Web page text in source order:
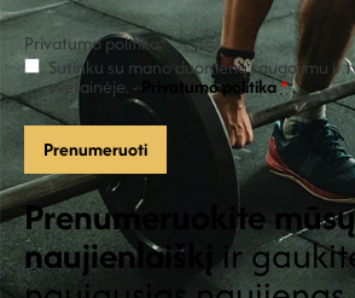
Privatumo politika*
Sutinku su mano duomenų saugojimu ir
svetainėje. - Privatumo politika*
Prenumeruokite mūsų
naujienlaiškįir